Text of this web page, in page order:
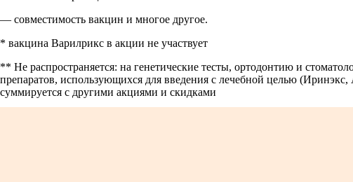
— совместимость вакцин и многое другое.
* вакцина Варилрикс в акции не участвует
** Не распространяется: на генетические тесты, ортодонтию и
препаратов, использующихся для введения с лечебной целью
суммируется с другими акциями и скидками